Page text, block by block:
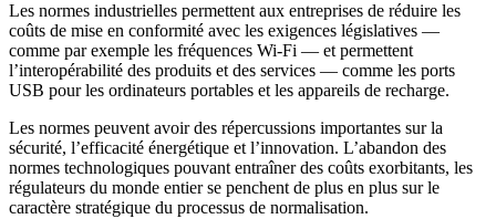
Les normes industrielles permettent aux entreprises de réduire les
coûts de mise en conformité avec les exigences législatives —
comme par exemple les fréquences Wi-Fi — et permettent
l’interopérabilité des produits et des services — comme les ports
USB pour les ordinateurs portables et les appareils de recharge.
Les normes peuvent avoir des répercussions importantes sur la
sécurité, l’efficacité énergétique et l’innovation. L’abandon des
normes technologiques pouvant entraîner des coûts exorbitants, les
régulateurs du monde entier se penchent de plus en plus sur le
caractère stratégique du processus de normalisation.